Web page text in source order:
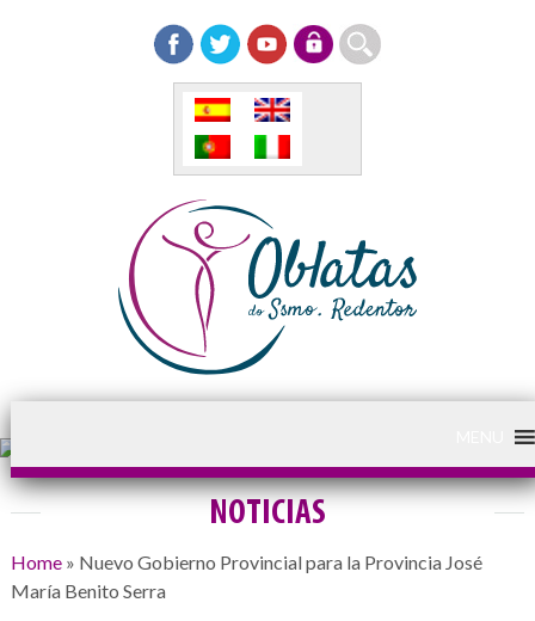
NOTICIAS
Home» Nuevo Gobierno Provincial para la Provincia José
María Benito Serra